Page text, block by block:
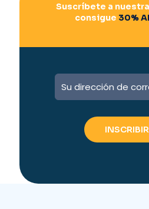
Suscríbete a
consigue 30%